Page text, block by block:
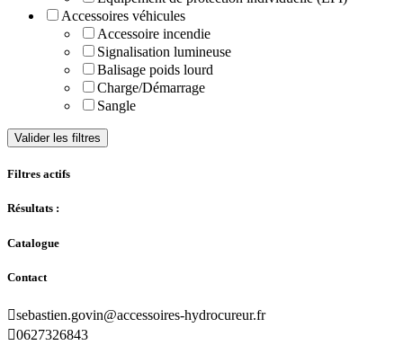
Accessoires véhicules
Accessoire incendie
Signalisation lumineuse
Balisage poids lourd
Charge/Démarrage
Sangle
Valider les filtres
Filtres actifs
Résultats :
Catalogue
Contact
sebastien.govin@accessoires-hydrocureur.fr
0627326843